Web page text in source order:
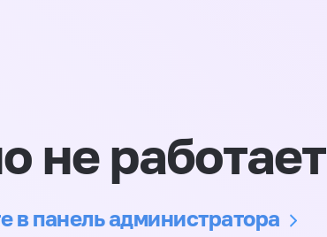
не работает
в панель администратора